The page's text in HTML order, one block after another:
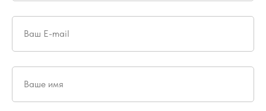
Ваш E-mail
Ваше имя